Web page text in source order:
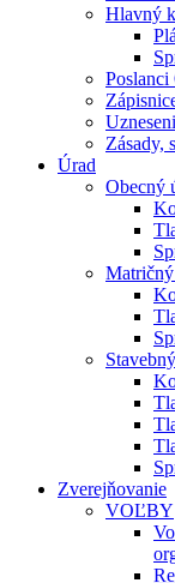
Hlavný
Poslanci
Zásady,
Úrad
Obecný
Zverejňovanie
VOĽBY